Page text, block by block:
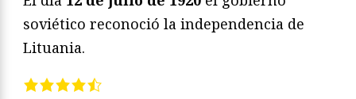
soviético reconoció la independencia de
Lituania.